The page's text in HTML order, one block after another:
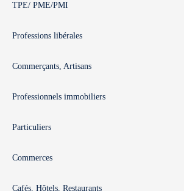
TPE/ PME/PMI
Professions libérales
Commerçants, Artisans
Professionnels immobiliers
Particuliers
Commerces
Cafés, Hôtels, Restaurants